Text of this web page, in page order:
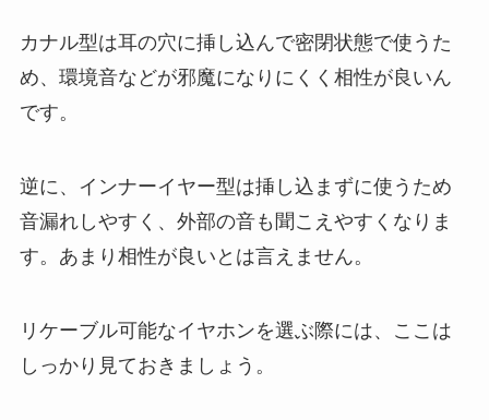
カナル型は耳の穴に挿し込んで密閉状態で使うた
め、環境音などが邪魔になりにくく相性が良いん
です。
逆に、インナーイヤー型は挿し込まずに使うため
音漏れしやすく、外部の音も聞こえやすくなりま
す。あまり相性が良いとは言えません。
リケーブル可能なイヤホンを選ぶ際には、ここは
しっかり見ておきましょう。